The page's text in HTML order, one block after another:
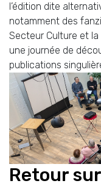
l’édition dite
notamment des
Secteur Culture et
une journée de
publications
Retour